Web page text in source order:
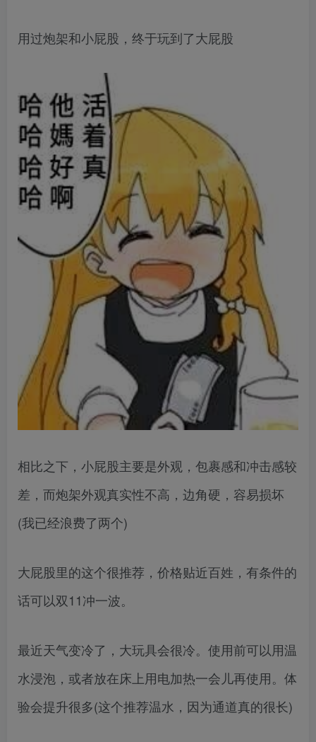
用过炮架和小屁股，终于玩到了大屁股
相比之下，小屁股主要是外观，包裹感和冲击感较
差，而炮架外观真实性不高，边角硬，容易损坏
(我已经浪费了两个)
大屁股里的这个很推荐，价格贴近百姓，有条件的
话可以双11冲一波。
最近天气变冷了，大玩具会很冷。使用前可以用温
水浸泡，或者放在床上用电加热一会儿再使用。体
验会提升很多(这个推荐温水，因为通道真的很长)